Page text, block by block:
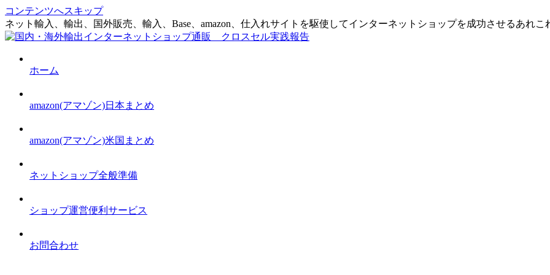
コンテンツへスキップ
ネット輸入、輸出、国外販売、輸入、Base、amazon、仕入れサイトを駆使してインターネットショップを成功させるあれこ
ホーム
amazon(アマゾン)日本まとめ
amazon(アマゾン)米国まとめ
ネットショップ全般準備
ショップ運営便利サービス
お問合わせ